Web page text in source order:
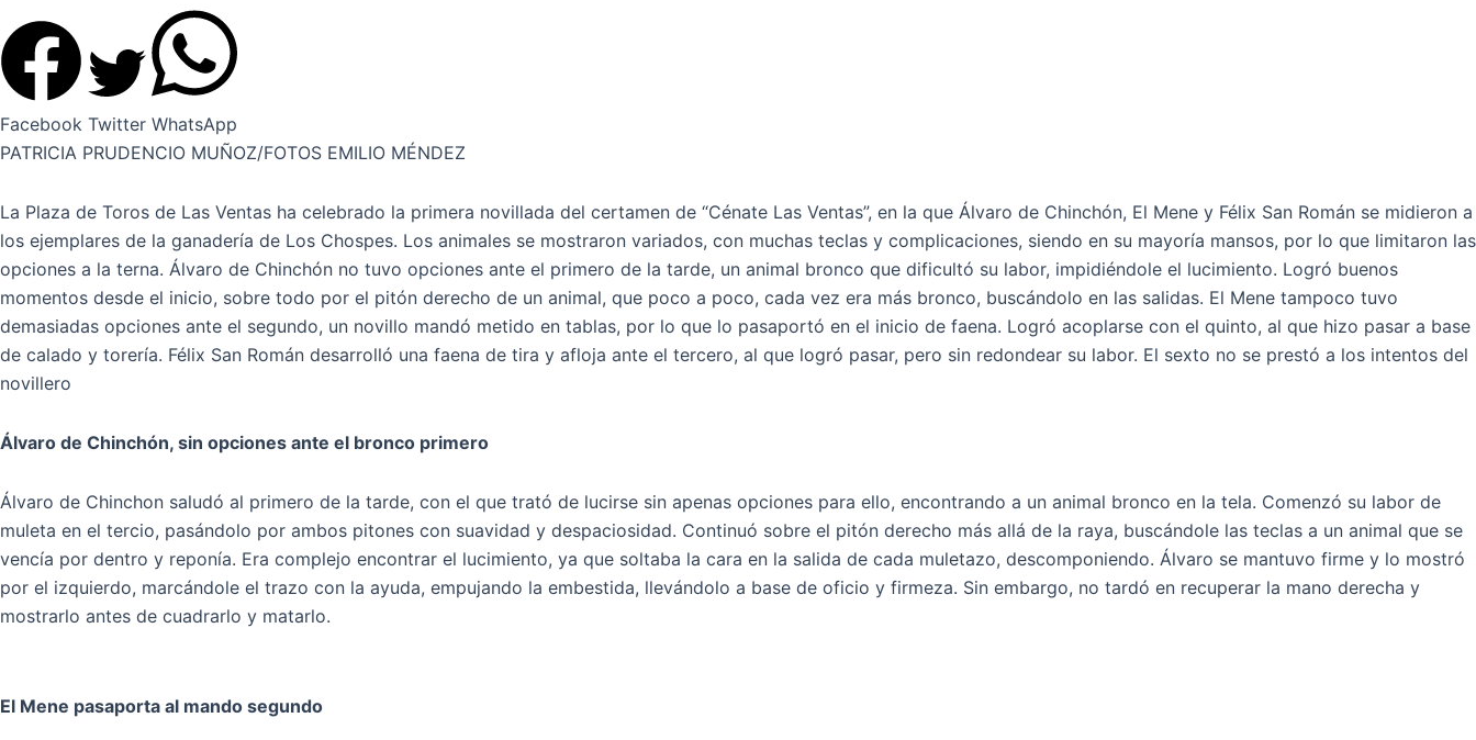
Facebook Twitter WhatsApp
PATRICIA PRUDENCIO MUÑOZ/FOTOS EMILIO MÉNDEZ
La Plaza de Toros de Las Ventas ha celebrado la primera novillada del certamen de “Cénate Las Ventas”, en la que Álvaro de Chinchón, El Mene y Félix San Román se midieron a
los ejemplares de la ganadería de Los Chospes. Los animales se mostraron variados, con muchas teclas y complicaciones, siendo en su mayoría mansos, por lo que limitaron las
opciones a la terna. Álvaro de Chinchón no tuvo opciones ante el primero de la tarde, un animal bronco que dificultó su labor, impidiéndole el lucimiento. Logró buenos
momentos desde el inicio, sobre todo por el pitón derecho de un animal, que poco a poco, cada vez era más bronco, buscándolo en las salidas. El Mene tampoco tuvo
demasiadas opciones ante el segundo, un novillo mandó metido en tablas, por lo que lo pasaportó en el inicio de faena. Logró acoplarse con el quinto, al que hizo pasar a base
de calado y torería. Félix San Román desarrolló una faena de tira y afloja ante el tercero, al que logró pasar, pero sin redondear su labor. El sexto no se prestó a los intentos del
novillero
Álvaro de Chinchón, sin opciones ante el bronco primero
Álvaro de Chinchon saludó al primero de la tarde, con el que trató de lucirse sin apenas opciones para ello, encontrando a un animal bronco en la tela. Comenzó su labor de
muleta en el tercio, pasándolo por ambos pitones con suavidad y despaciosidad. Continuó sobre el pitón derecho más allá de la raya, buscándole las teclas a un animal que se
vencía por dentro y reponía. Era complejo encontrar el lucimiento, ya que soltaba la cara en la salida de cada muletazo, descomponiendo. Álvaro se mantuvo firme y lo mostró
por el izquierdo, marcándole el trazo con la ayuda, empujando la embestida, llevándolo a base de oficio y firmeza. Sin embargo, no tardó en recuperar la mano derecha y
mostrarlo antes de cuadrarlo y matarlo.
El Mene pasaporta al mando segundo